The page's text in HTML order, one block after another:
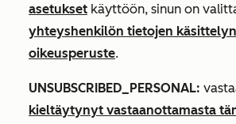
asetukset käyttöön, sinun on
yhteyshenkilön tietojen käsittelyn
oikeusperuste.
UNSUBSCRIBED_PERSONAL:
kieltäytynyt vastaanottamasta